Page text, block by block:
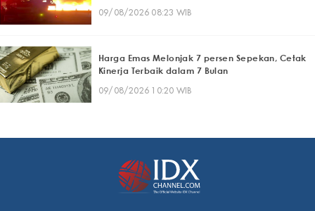
09/08/2026 08:23 WIB
Harga Emas Melonjak 7 persen Sepekan, Cetak
Kinerja Terbaik dalam 7 Bulan
09/08/2026 10:20 WIB